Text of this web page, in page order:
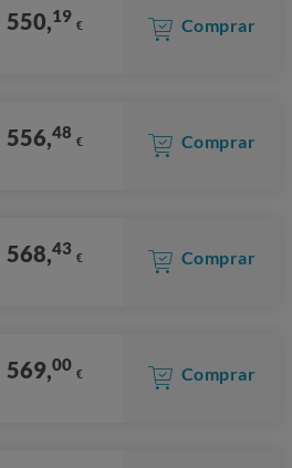
550,19 € Comprar
556,48 € Comprar
568,43 € Comprar
569,00 € Comprar